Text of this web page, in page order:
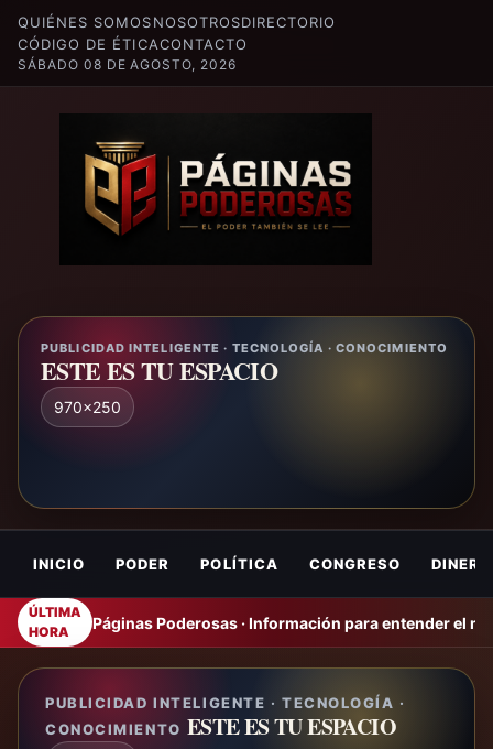
QUIÉNES SOMOSNOSOTROSDIRECTORIO
CÓDIGO DE ÉTICACONTACTO
SÁBADO 08 DE AGOSTO, 2026
PUBLICIDAD INTELIGENTE · TECNOLOGÍA · CONOCIMIENTO
ESTE ES TU ESPACIO
970x250
INICIO PODER POLÍTICA CONGRESO DINERO
ÚLTIMA
HORA
Páginas Poderosas · Información para entender el
PUBLICIDAD INTELIGENTE · TECNOLOGÍA ·
CONOCIMIENTO ESTE ES TU ESPACIO